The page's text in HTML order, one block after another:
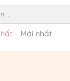
...
Mới nhất